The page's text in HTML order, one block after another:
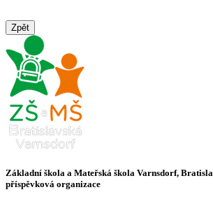
Zpět
Základní škola a Mateřská škola Varnsdorf,
příspěvková organizace